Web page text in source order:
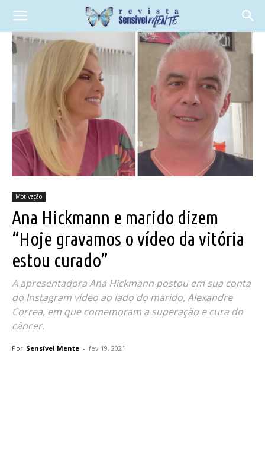
Motivação
Ana Hickmann e marido dizem
“Hoje gravamos o vídeo da vitória
estou curado”
A apresentadora Ana Hickmann postou em sua conta
do Instagram vídeo ao lado do marido, Alexandre
Correa, em que comemoram a superação e cura do
câncer.
Por Sensível Mente - fev 19, 2021